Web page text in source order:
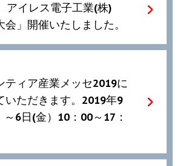
アイレス電子工業(株)
」開催いたしました。
ティア産業メッセ2019に
いただきます。2019年9
～6日(金）10：00～17：